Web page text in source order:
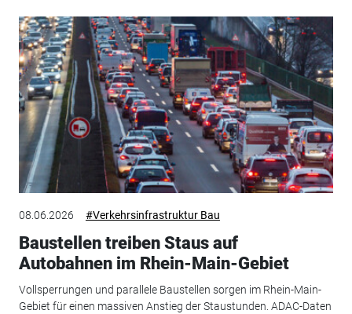
08.06.2026 #Verkehrsinfrastruktur Bau
Baustellen treiben Staus auf
Autobahnen im Rhein-Main-Gebiet
Vollsperrungen und parallele Baustellen sorgen im Rhein-Main-
Gebiet für einen massiven Anstieg der Staustunden. ADAC-Daten